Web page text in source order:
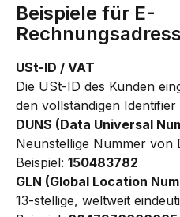
Beispiele für E-
USt-ID / VAT
Die USt-ID des Kunden
den vollständigen Identifier
DUNS (Data Universal
Neunstellige Nummer von
Beispiel: 150483782
GLN (Global Location
13-stellige, weltweit